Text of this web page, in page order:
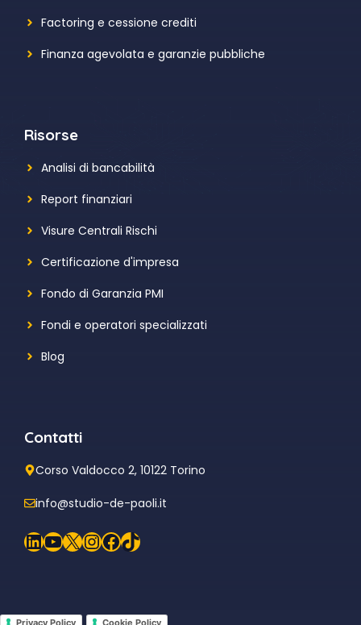
Factoring e cessione crediti
Finanza agevolata e garanzie pubbliche
Risorse
Analisi di bancabilità
Report finanziari
Visure Centrali Rischi
Certificazione d'impresa
Fondo di Garanzia PMI
Fondi e operatori specializzati
Blog
Contatti
Corso Valdocco 2, 10122 Torino
info@studio-de-paoli.it
LinkedIn
YouTube
X Instagram
Facebook
TikTok